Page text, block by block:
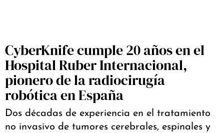
CyberKnife cumple 20 años en el
Hospital Ruber Internacional,
pionero de la radiocirugía
robótica en España
Dos décadas de experiencia en el tratamiento
no invasivo de tumores cerebrales, espinales y